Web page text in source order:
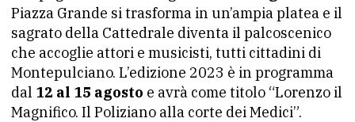
Piazza Grande si trasforma in un’ampia platea e il
sagrato della Cattedrale diventa il palcoscenico
che accoglie attori e musicisti, tutti cittadini di
Montepulciano. L’edizione 2023 è in programma
dal 12 al 15 agosto e avrà come titolo “Lorenzo il
Magnifico. Il Poliziano alla corte dei Medici”.